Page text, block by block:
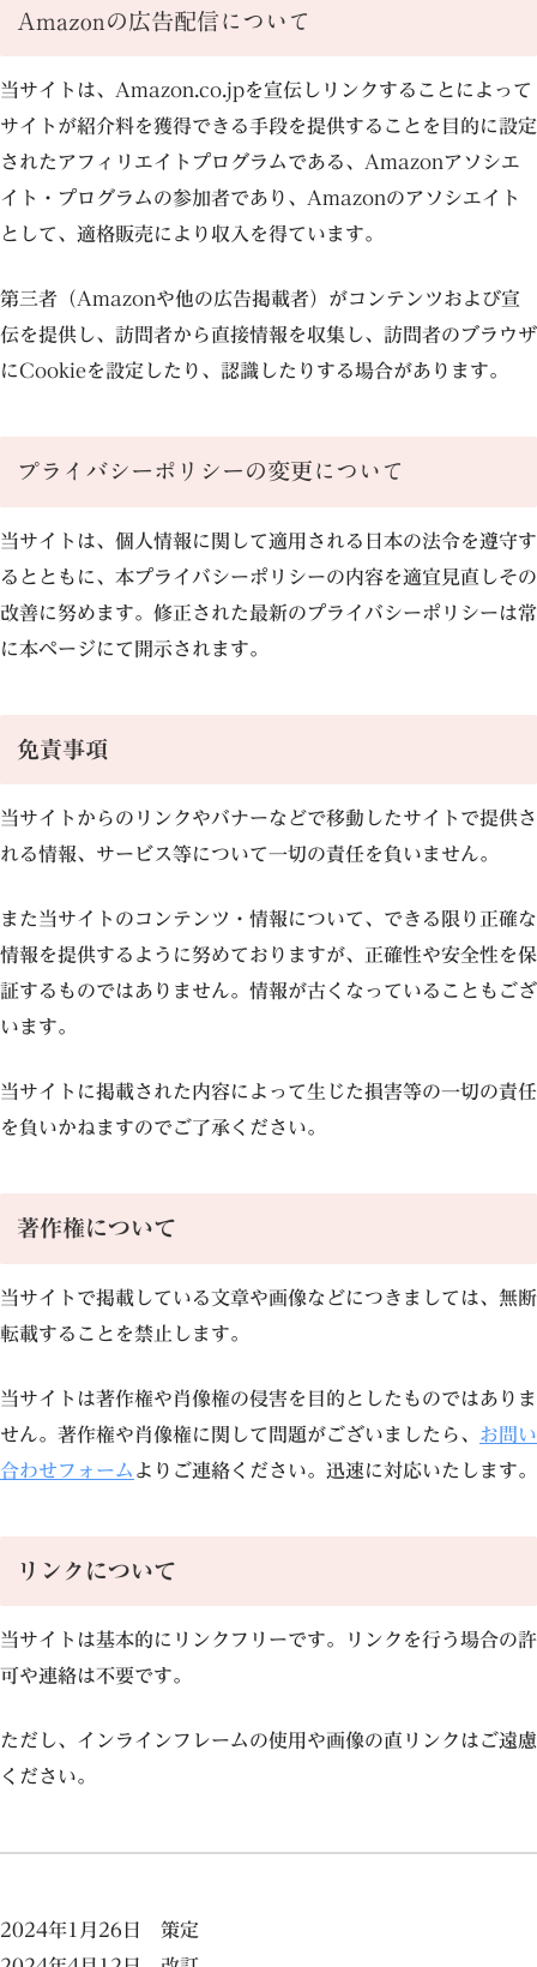
Amazonの広告配信について
当サイトは、Amazon.co.jpを宣伝しリンクすることによって
サイトが紹介料を獲得できる手段を提供することを目的に設定
されたアフィリエイトプログラムである、Amazonアソシエ
イト・プログラムの参加者であり、Amazonのアソシエイト
として、適格販売により収入を得ています。
第三者（Amazonや他の広告掲載者）がコンテンツおよび宣
伝を提供し、訪問者から直接情報を収集し、訪問者のブラウザ
にCookieを設定したり、認識したりする場合があります。
プライバシーポリシーの変更について
当サイトは、個人情報に関して適用される日本の法令を遵守す
るとともに、本プライバシーポリシーの内容を適宜見直しその
改善に努めます。修正された最新のプライバシーポリシーは常
に本ページにて開示されます。
免責事項
当サイトからのリンクやバナーなどで移動したサイトで提供さ
れる情報、サービス等について一切の責任を負いません。
また当サイトのコンテンツ・情報について、できる限り正確な
情報を提供するように努めておりますが、正確性や安全性を保
証するものではありません。情報が古くなっていることもござ
います。
当サイトに掲載された内容によって生じた損害等の一切の責任
を負いかねますのでご了承ください。
著作権について
当サイトで掲載している文章や画像などにつきましては、無断
転載することを禁止します。
当サイトは著作権や肖像権の侵害を目的としたものではありま
せん。著作権や肖像権に関して問題がございましたら、 お問い
合わせフォーム よりご連絡ください。迅速に対応いたします。
リンクについて
当サイトは基本的にリンクフリーです。リンクを行う場合の許
可や連絡は不要です。
ただし、インラインフレームの使用や画像の直リンクはご遠慮
ください。
2024年1月26日 策定